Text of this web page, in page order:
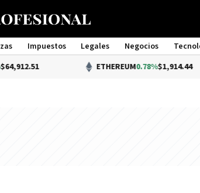
Impuestos Legales Negocios
Management
ETHEREUM 0.78%$1,914.44